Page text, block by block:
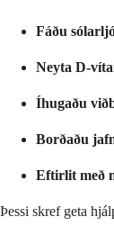
Fáðu
Neyta D-
Íhugaðu
Borðaðu
Eftirlit með
Þessi skref geta